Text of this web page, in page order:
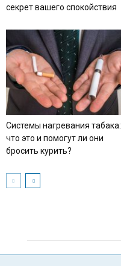
секрет вашего спокойствия
Системы нагревания табака:
что это и помогут ли они
бросить курить?